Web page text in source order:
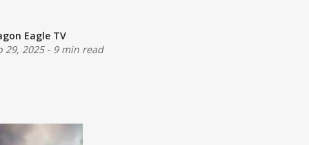
Eagle TV
29, 2025- 9 min read